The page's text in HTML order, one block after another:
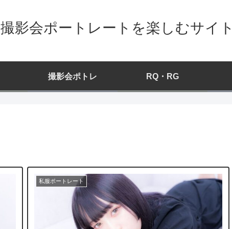
撮影会ポートレートを楽しむサイト
撮影会ポトレ RQ・RG
私服ポートレート